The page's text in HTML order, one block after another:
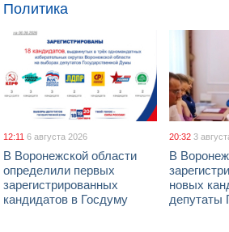
Политика
12:11 6 августа 2026
В Воронежской области
определили первых
зарегистрированных
кандидатов в Госдуму
20:32 3
В
новых
депутаты